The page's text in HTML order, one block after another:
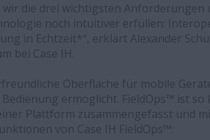
die drei wichtigsten Anforderungen
noch intuitiver erfüllen:
in Echtzeit*“, erklärt Alexander
bei Case IH.
Oberfläche für mobile
ermöglicht. FieldOps™ ist so
Plattform zusammengefasst und
von Case IH FieldOps™: